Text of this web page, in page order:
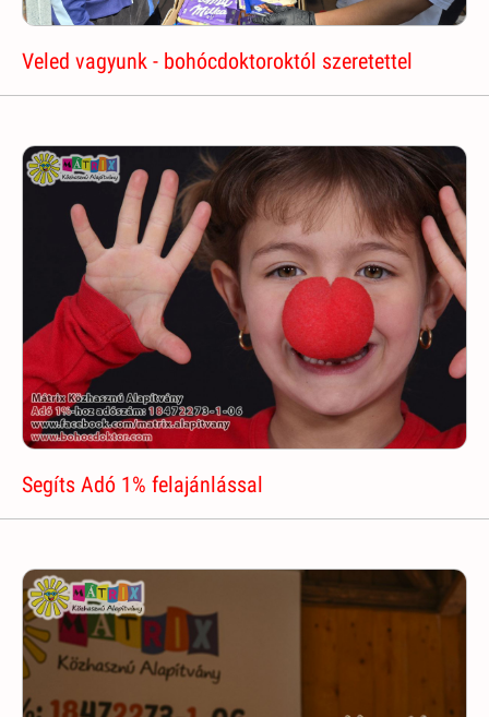
Veled vagyunk - bohócdoktoroktól szeretettel
Segíts Adó 1% felajánlással